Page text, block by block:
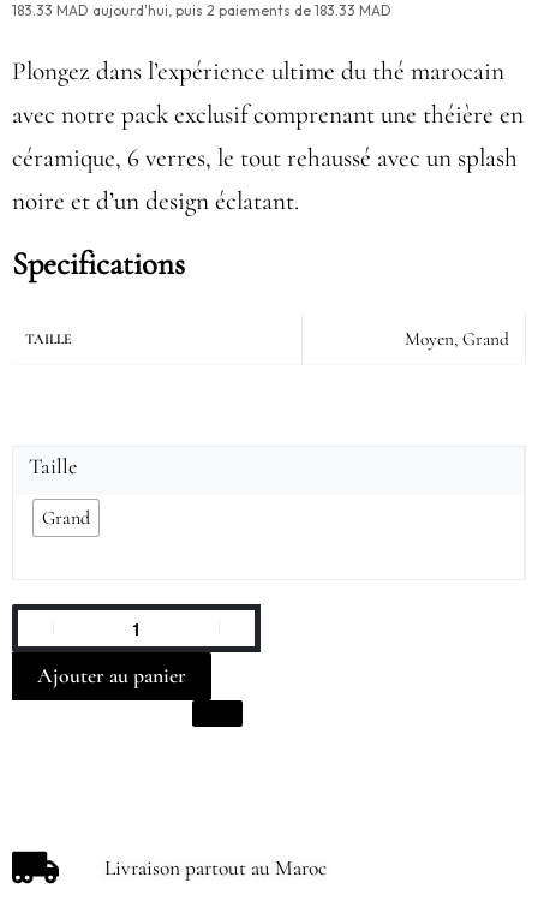
183.33 MAD aujourd'hui, puis 2 paiements de 183.33 MAD
Plongez dans l’expérience ultime du thé marocain
avec notre pack exclusif comprenant une théière en
céramique, 6 verres, le tout rehaussé avec un splash
noire et d’un design éclatant.
Specifications
TAILLE Moyen, Grand
Livraison partout au Maroc
Taille
Grand
Ajouter au panier